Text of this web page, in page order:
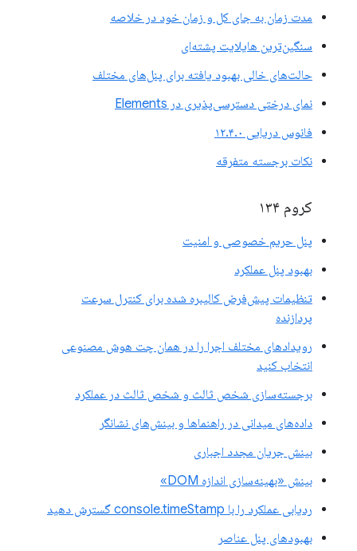
مدت زمان به جای کل و زمان خود در خلاصه
سنگین‌ترین هایلایت پشته‌ای
حالت‌های خالی بهبود یافته برای پنل‌های مختلف
نمای درختی دسترسی‌پذیری در Elements
فانوس دریایی ۱۲.۴.۰
نکات برجسته متفرقه
کروم ۱۳۴
پنل حریم خصوصی و امنیت
بهبود پنل عملکرد
تنظیمات پیش‌فرض کالیبره شده برای کنترل سرعت
پردازنده
رویدادهای مختلف اجرا را در همان چت هوش مصنوعی
انتخاب کنید
برجسته‌سازی شخص ثالث و شخص ثالث در عملکرد
داده‌های میدانی در راهنماها و بینش‌های نشانگر
بینش جریان مجدد اجباری
بینش «بهینه‌سازی اندازه DOM»
ردیابی عملکرد را با console.timeStamp گسترش دهید
بهبودهای پنل عناصر